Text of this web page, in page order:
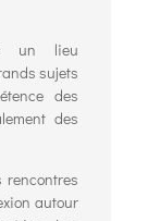
un lieu
sujets
des
des
rencontres
autour